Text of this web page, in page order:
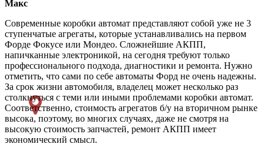
Макс
Современные коробки автомат представляют собой уже не 3
ступенчатые агрегаты, которые устанавливались на первом
Форде Фокусе или Мондео. Сложнейшие АКПП,
напичканные электроникой, на сегодня требуют только
профессионального подхода, диагностики и ремонта. Нужно
отметить, что сами по себе автоматы Форд не очень надежны.
За срок жизни автомобиля, владелец может несколько раз
столкнуться с теми или иными проблемами коробки автомат.
Соответственно, стоимость агрегатов б/у на вторичном рынке
высока, поэтому, во многих случаях, даже не смотря на
высокую стоимость запчастей, ремонт АКПП имеет
экономический смысл.